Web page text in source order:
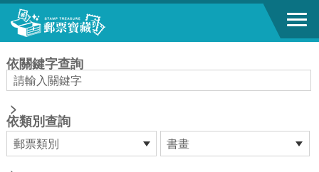
跳到主要內容區塊
依關鍵字查詢
>
依類別查詢